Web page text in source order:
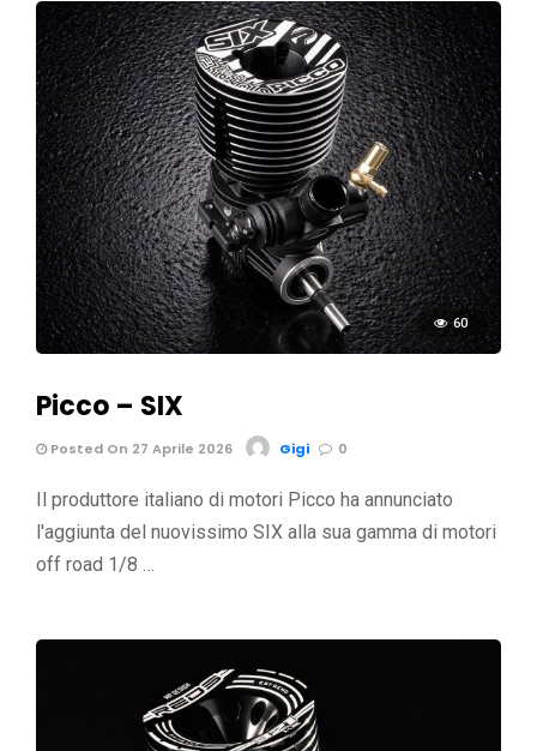
60
Picco – SIX
Posted On 27 Aprile 2026 Gigi 0
Il produttore italiano di motori Picco ha annunciato
l'aggiunta del nuovissimo SIX alla sua gamma di motori
off road 1/8 …